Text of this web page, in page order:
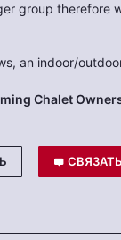
group
an indoor/
Chalet